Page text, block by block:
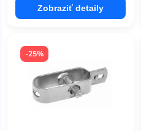
Zobraziť detaily
-25%